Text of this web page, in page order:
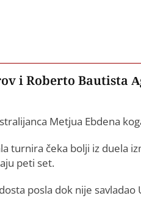
i Roberto Bautista
Metjua Ebdena
turnira čeka bolji iz duela
peti set.
posla dok nije savladao